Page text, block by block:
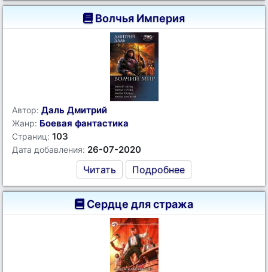
Волчья Империя
Автор: Даль Дмитрий
Жанр: Боевая фантастика
Страниц: 103
Дата добавления: 26-07-2020
Читать Подробнее
Сердце для стража